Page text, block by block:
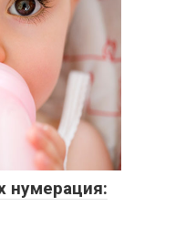
нумерация: